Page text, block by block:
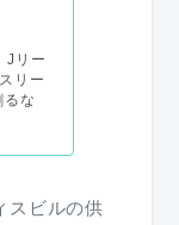
Jリー
リー
な
スビルの供